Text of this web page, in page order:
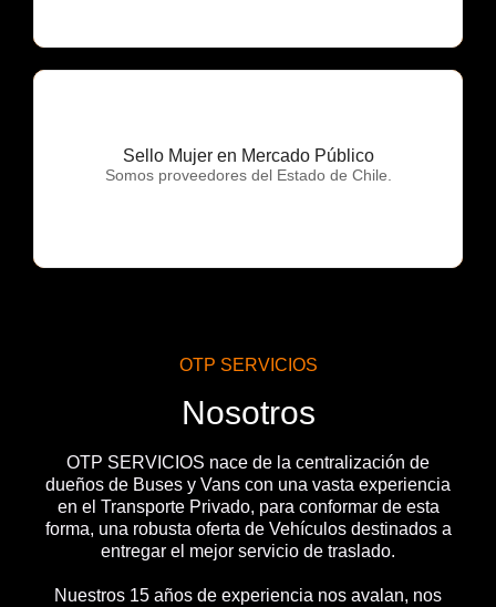
Sello Mujer en Mercado Público
Somos proveedores del Estado de Chile.
OTP Servicios
OTP SERVICIOS
Nosotros
OTP SERVICIOS nace de la centralización de
dueños de Buses y Vans con una vasta experiencia
en el Transporte Privado, para conformar de esta
forma, una robusta oferta de Vehículos destinados a
entregar el mejor servicio de traslado.
Nuestros 15 años de experiencia nos avalan, nos